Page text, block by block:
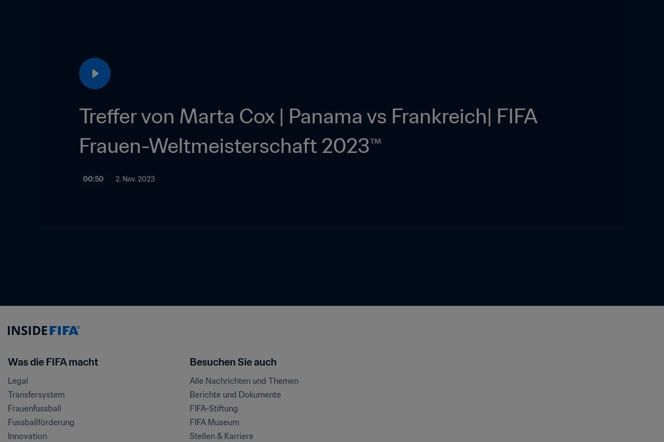
Treffer von Marta Cox | Panama vs Frankreich| FIFA
Frauen-Weltmeisterschaft 2023™
00:50 2. Nov. 2023
Was die FIFA macht
Legal
Transfersystem
Frauenfussball
Fussballförderung
Innovation
Besuchen Sie auch
Alle Nachrichten und Themen
Berichte und Dokumente
FIFA-Stiftung
FIFA Museum
Stellen & Karriere